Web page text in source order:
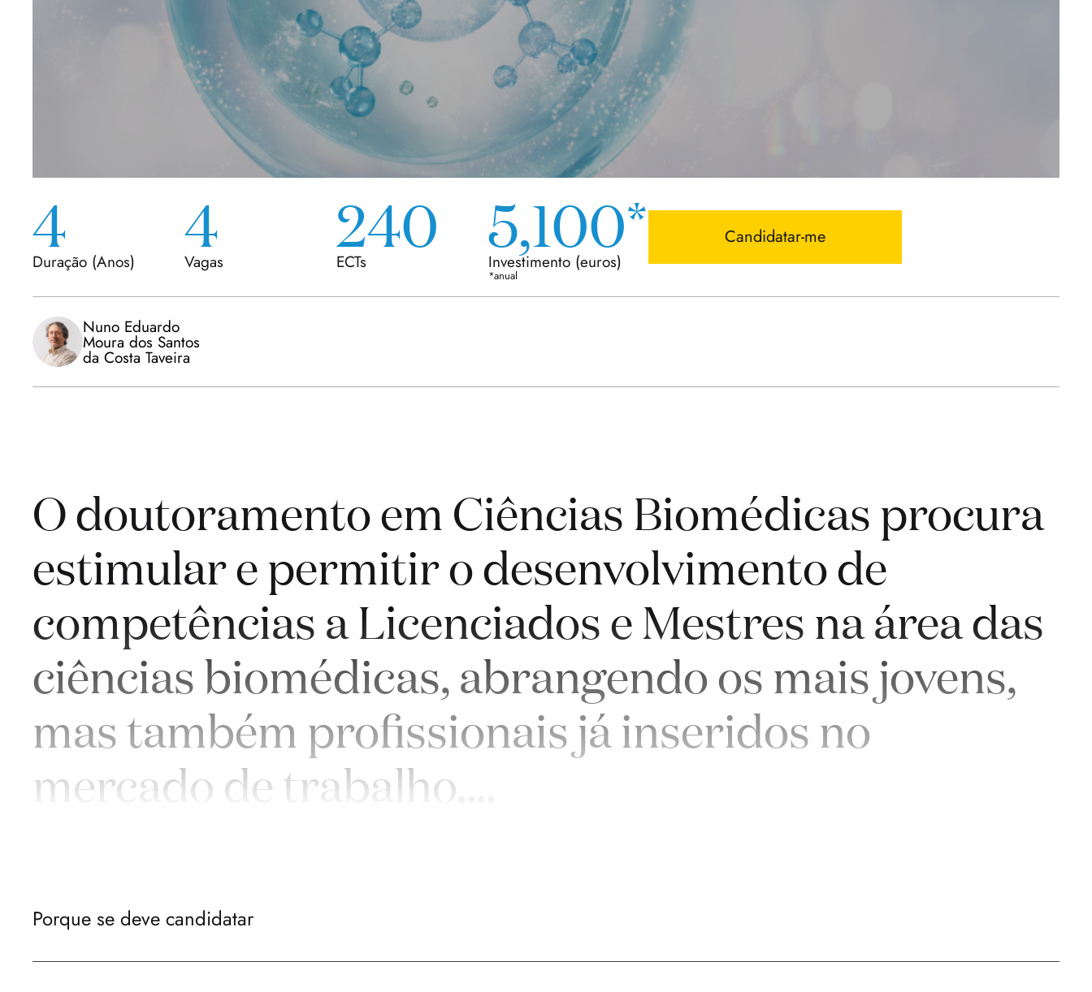
4
Duração (Anos)
4
Vagas
240
ECTs
5,100*
Investimento (euros)
*anual
Candidatar-me
Nuno Eduardo
Moura dos Santos
da Costa Taveira
O doutoramento em Ciências Biomédicas procura
estimular e permitir o desenvolvimento de
competências a Licenciados e Mestres na área das
ciências biomédicas, abrangendo os mais jovens,
mas também profissionais já inseridos no
mercado de trabalho.
Porque se deve candidatar